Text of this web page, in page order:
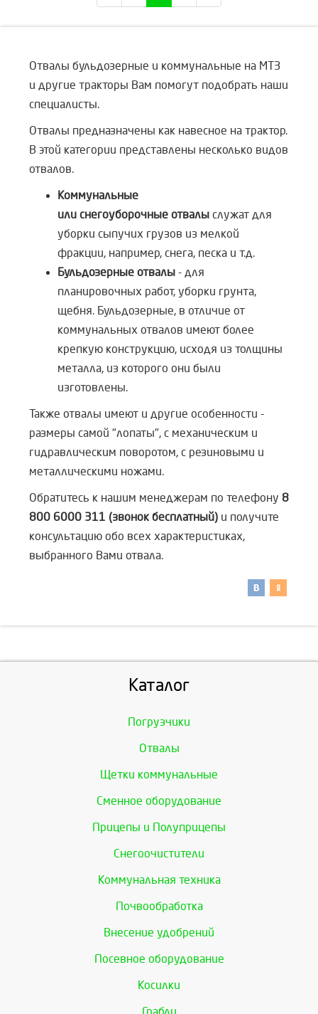
Отвалы бульдозерные и коммунальные на МТЗ
и другие тракторы Вам помогут подобрать наши
специалисты.
Отвалы предназначены как навесное на трактор.
В этой категории представлены несколько видов
отвалов.
Коммунальные
или снегоуборочные отвалы служат для
уборки сыпучих грузов из мелкой
фракции, например, снега, песка и т.д.
Бульдозерные отвалы - для
планировочных работ, уборки грунта,
щебня. Бульдозерные, в отличие от
коммунальных отвалов имеют более
крепкую конструкцию, исходя из толщины
металла, из которого они были
изготовлены.
Также отвалы имеют и другие особенности -
размеры самой "лопаты", с механическим и
гидравлическим поворотом, с резиновыми и
металлическими ножами.
Обратитесь к нашим менеджерам по телефону 8
800 6000 311 (звонок бесплатный) и получите
консультацию обо всех характеристиках,
выбранного Вами отвала.
Каталог
Погрузчики
Отвалы
Щетки коммунальные
Сменное оборудование
Прицепы и Полуприцепы
Снегоочистители
Коммунальная техника
Почвообработка
Внесение удобрений
Посевное оборудование
Косилки
Грабли